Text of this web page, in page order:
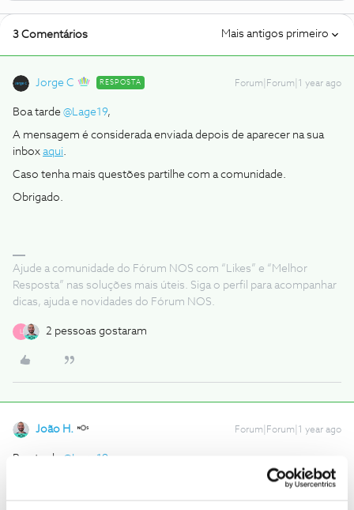
3 Comentários Mais antigos primeiro
Jorge C RESPOSTA Forum|Forum|1 year ago
Boa tarde ​ @Lage19,
A mensagem é considerada enviada depois de aparecer na sua
inbox aqui.
Caso tenha mais questões partilhe com a comunidade.
Obrigado.
Ajude a comunidade do Fórum NOS com “Likes” e “Melhor
Resposta” nas soluções mais úteis. Siga o perfil para acompanhar
dicas, ajuda e novidades do Fórum NOS.
2 pessoas gostaram
João H. Forum|Forum|1 year ago
Boa tarde ​ @Lage19
em esclarecer.